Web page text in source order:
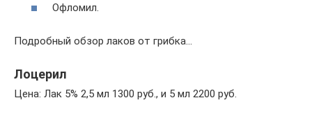
Офломил.
Подробный обзор лаков от грибка…
Лоцерил
Цена: Лак 5% 2,5 мл 1300 руб., и 5 мл 2200 руб.